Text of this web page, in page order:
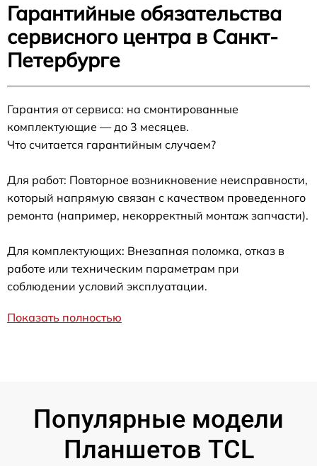
Гарантийные обязательства
сервисного центра в Санкт-
Петербурге
Гарантия от сервиса: на смонтированные
комплектующие — до 3 месяцев.
Что считается гарантийным случаем?
Для работ: Повторное возникновение неисправности,
который напрямую связан с качеством проведенного
ремонта (например, некорректный монтаж запчасти).
Для комплектующих: Внезапная поломка, отказ в
работе или техническим параметрам при
соблюдении условий эксплуатации.
Показать полностью
Популярные модели
Планшетов TCL